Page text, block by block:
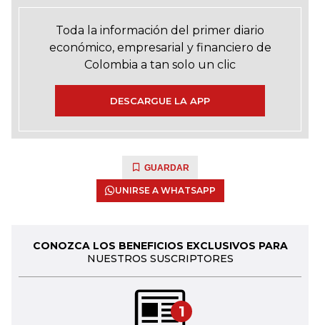
Toda la información del primer diario
económico, empresarial y financiero de
Colombia a tan solo un clic
DESCARGUE LA APP
GUARDAR
UNIRSE A WHATSAPP
CONOZCA LOS BENEFICIOS EXCLUSIVOS PARA
NUESTROS SUSCRIPTORES
1